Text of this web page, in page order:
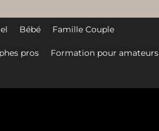
Bébé Famille Couple
pros Formation pour amateurs